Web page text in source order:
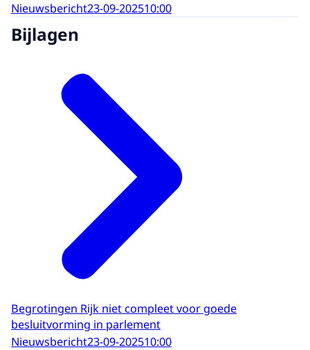
Nieuwsbericht23-09-202510:00
Bijlagen
Begrotingen Rijk niet compleet voor goede
besluitvorming in parlement
Nieuwsbericht23-09-202510:00